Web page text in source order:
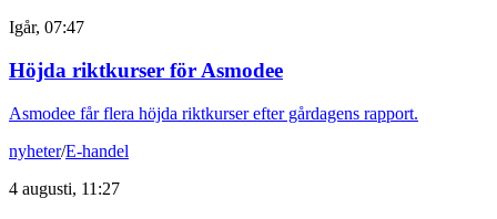
Igår, 07:47
Höjda riktkurser för Asmodee
Asmodee får flera höjda riktkurser efter gårdagens rapport.
nyheter/E-handel
4 augusti, 11:27